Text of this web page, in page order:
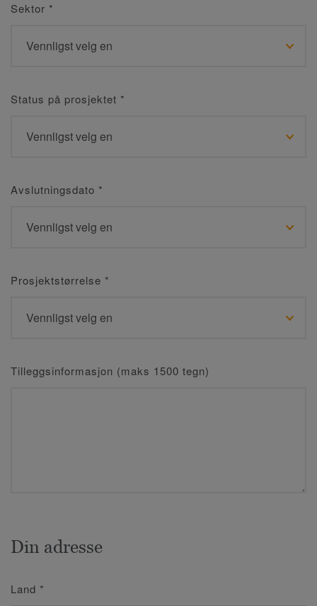
Sektor *
Status på prosjektet *
Avslutningsdato *
Prosjektstørrelse *
Tilleggsinformasjon (maks 1500 tegn)
Din adresse
Land *